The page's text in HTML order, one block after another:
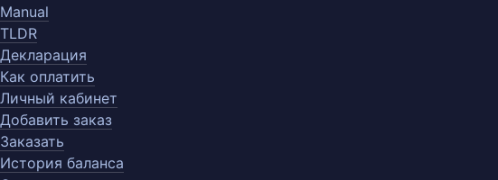
Manual
TLDR
Декларация
Как оплатить
Личный кабинет
Добавить заказ
Заказать
История баланса